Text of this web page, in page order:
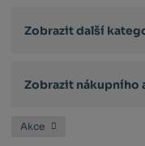
Zobrazit další
Zobrazit nákupního
Akce